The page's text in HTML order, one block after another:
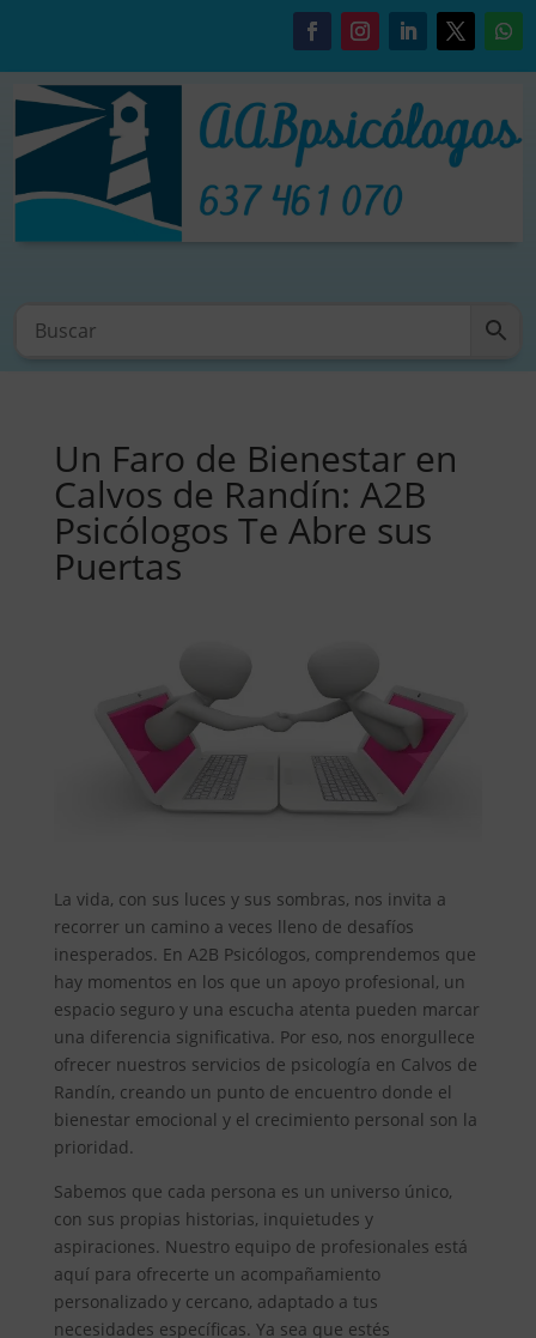
Un Faro de Bienestar en
Calvos de Randín: A2B
Psicólogos Te Abre sus
Puertas
La vida, con sus luces y sus sombras, nos invita a
recorrer un camino a veces lleno de desafíos
inesperados. En A2B Psicólogos, comprendemos que
hay momentos en los que un apoyo profesional, un
espacio seguro y una escucha atenta pueden marcar
una diferencia significativa. Por eso, nos enorgullece
ofrecer nuestros servicios de psicología en Calvos de
Randín, creando un punto de encuentro donde el
bienestar emocional y el crecimiento personal son la
prioridad.
Sabemos que cada persona es un universo único,
con sus propias historias, inquietudes y
aspiraciones. Nuestro equipo de profesionales está
aquí para ofrecerte un acompañamiento
personalizado y cercano, adaptado a tus
necesidades específicas. Ya sea que estés